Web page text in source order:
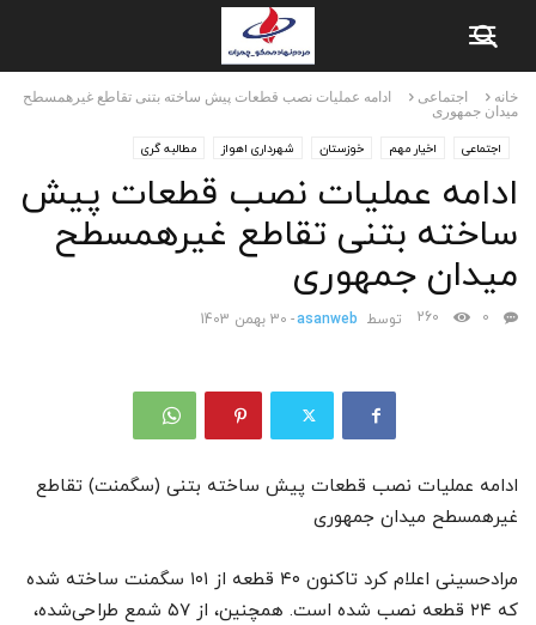
خانه اجتماعی
ادامه عملیات نصب قطعات پیش ساخته بتنی تقاطع غیرهمسطح
میدان جمهوری
اجتماعی اخیار مهم خوزستان شهرداری اهواز مطالبه گری
ادامه عملیات نصب قطعات پیش
ساخته بتنی تقاطع غیرهمسطح
میدان جمهوری
توسط asanweb
- 30 بهمن 1403 0
260
ادامه عملیات نصب قطعات پیش ساخته بتنی (سگمنت) تقاطع
غیرهمسطح میدان جمهوری
مرادحسینی اعلام کرد تاکنون ۴۰ قطعه از ۱۰۱ سگمنت ساخته شده
که ۲۴ قطعه نصب شده است. همچنین، از ۵۷ شمع طراحی‌شده،